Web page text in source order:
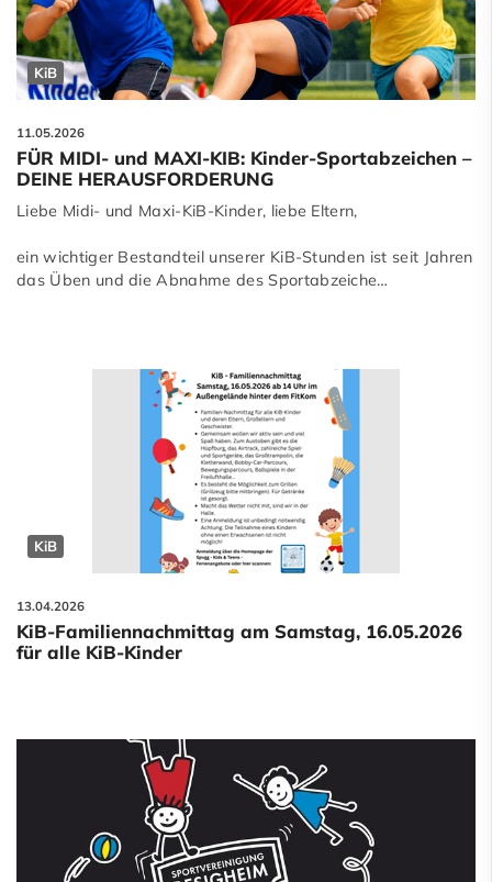
KiB
11.05.2026
FÜR MIDI- und MAXI-KIB: Kinder-Sportabzeichen –
DEINE HERAUSFORDERUNG
Liebe Midi- und Maxi-KiB-Kinder, liebe Eltern,
ein wichtiger Bestandteil unserer KiB-Stunden ist seit Jahren
das Üben und die Abnahme des Sportabzeiche…
KiB
13.04.2026
KiB-Familiennachmittag am Samstag, 16.05.2026
für alle KiB-Kinder